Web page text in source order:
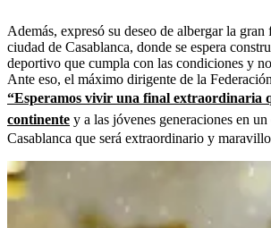
Además, expresó su deseo de albergar la
ciudad de Casablanca, donde se espera
deportivo que cumpla con las condiciones y
Ante eso, el máximo dirigente de la
“Esperamos vivir una final extraordinaria
continente y a las jóvenes generaciones en un
Casablanca que será extraordinario y